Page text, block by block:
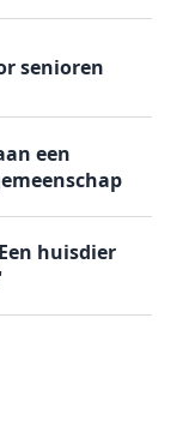
senioren
een
huisdier